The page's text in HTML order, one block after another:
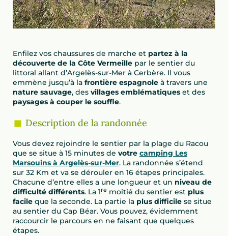
Enfilez vos chaussures de marche et partez à la
découverte de la Côte Vermeille par le sentier du
littoral allant d’Argelès-sur-Mer à Cerbère. Il vous
emmène jusqu’à la frontière espagnole à travers une
nature sauvage, des villages emblématiques et des
paysages à couper le souffle.
Description de la randonnée
Vous devez rejoindre le sentier par la plage du Racou
que se situe à 15 minutes de votre camping Les
Marsouins à Argelès-sur-Mer. La randonnée s’étend
sur 32 Km et va se dérouler en 16 étapes principales.
Chacune d’entre elles a une longueur et un niveau de
difficulté différents. La 1re moitié du sentier est plus
facile que la seconde. La partie la plus difficile se situe
au sentier du Cap Béar. Vous pouvez, évidemment
raccourcir le parcours en ne faisant que quelques
étapes.